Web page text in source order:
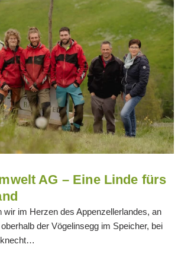
AG – Eine Linde fürs
wir im Herzen des Appenzellerlandes, an
der Vögelinsegg im Speicher, bei